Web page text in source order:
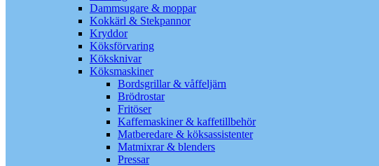
Dammsugare & moppar
Kokkärl & Stekpannor
Kryddor
Köksförvaring
Köksknivar
Köksmaskiner
Bordsgrillar & våffeljärn
Brödrostar
Fritöser
Kaffemaskiner & kaffetillbehör
Matberedare & köksassistenter
Matmixrar & blenders
Pressar